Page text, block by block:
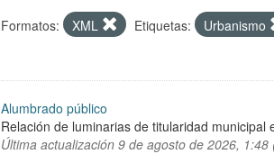
Formatos: XML Etiquetas: Urbanismo
Alumbrado público
Relación de luminarias de titularidad
Última actualización 9 de agosto de 2026, 1:48